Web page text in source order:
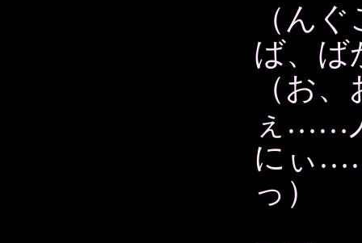
（ん
ば、
（お
ぇ……
にぃ
っ）